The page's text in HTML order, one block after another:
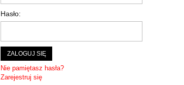
Hasło:
ZALOGUJ SIĘ
Nie pamiętasz hasła?
Zarejestruj się